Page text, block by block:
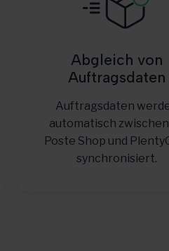
Abgleich von
Auftragsdaten
Auftragsdaten
automatisch
Poste Shop und
synchronisiert.